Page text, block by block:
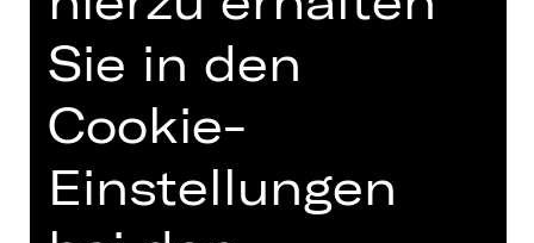
it.
TEAM
Sie in den
Cookie-
Einstellungen